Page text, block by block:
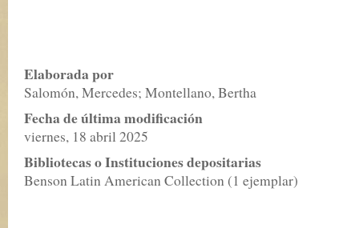
Elaborada por
Salomón, Mercedes; Montellano, Bertha
Fecha de última modificación
viernes, 18 abril 2025
Bibliotecas o Instituciones depositarias
Benson Latin American Collection (1 ejemplar)